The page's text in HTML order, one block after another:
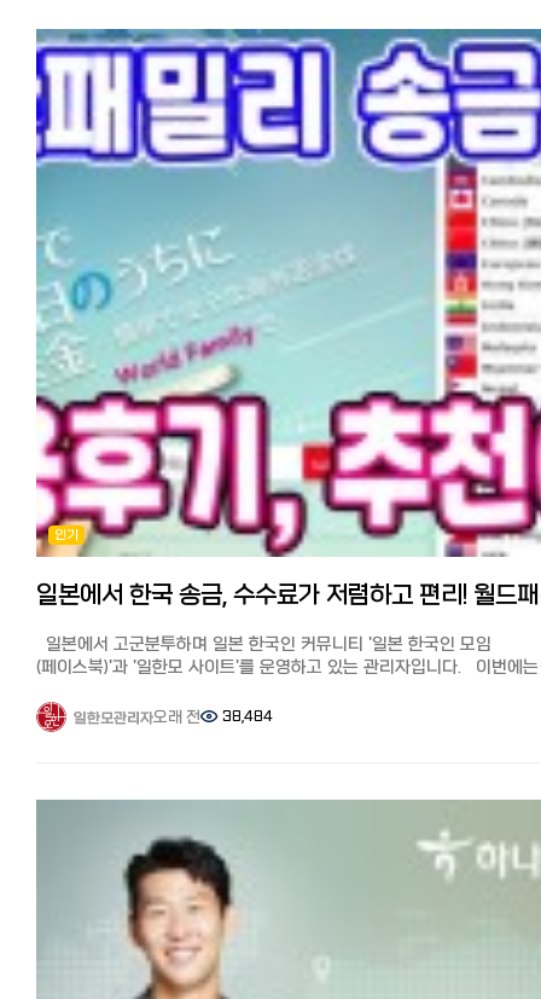
안 맞으면 추가 서류 요청이 오거나 거절될 수 있으니 솔직하고 꼼꼼하게
적는 게 최고예요. 일본에서의 새 출발을 준비하는 모든 일한모 회원분들,
파이팅입니다!
어느 송금을 써야할지 고민스러운 부분입니다.
저는 일본 와서 한국갈 때마다 현금을 가져가서 현지 은행이나 명동
환전소에서 환전하거나(환전은 해당 국가에서 하는 것이 유리한 것으로
들었습니다), 최근에 와서야 부양자 공제를 위해서 다양한 송금서비스를
이용해봤는데요,,
일본 거주 한국인 추천이 많은 인터넷 송금 와이즈, 월드패밀리송금,
신한은행 계열인 SBJ은행 송금, 코인샷, 그리고 신오쿠보 송금업체까지,
서비스간 장단점을 비교하였습니다. 일한모 한정 수수료 할인 쿠폰도
◆와이즈(구 트랜스퍼와이즈):
추천이 많아 사용해봤습니다. 최근에 트랜스퍼와이즈에서 와이즈로 이
변경했습니다.
세달이내 주민표나 마이넘버카드 스캔 요구하니 사진찍어서 첨부 후,
개인인증에 문제없으면 2-3일에 처리됩니다. 일반 송금업체와 같이 개
송금 950,000원 이하라면 받는 사람의 인증(본인확인)이 필요 없어서
편리합니다.
송금이 급할 시에는 메일로 연락을 주고 받아서 서류 문제 있을 시, 여러
반려되어 처리가 지연될 수 있고 개인 송금시 950,000원 이상은 받는
핸드폰 SMS를 통해 본인확인을 거칩니다.
은행이나 송금업체에 찾아갈 필요가 없고 추천 친구 코드를 사용하면
7만5천엔까지 수수료가 무료이기 때문에, 적은 액수든 큰 액수든 초회
한번은 가장 저렴하고 편하게 보낼 수 있어서 犬이득입니다.
1회 개인 송금 최대액은 5,000,000원, 연간 최대 송금액(개인의 경우)은
5만 달러(500만엔, 5500만원 가량)입니다.
초회 친구 소개 코드를 넣으면 7만5천엔까지 수수료가 무료입니다.
송금하였고 수수료는 무료 적용받아(530엔분) 29엔(2023년 4월)
최근에도 같은 금액 84,800엔을 송금하여 수수료는 할인쿠폰 (769엔
사용하여 49엔, 한국에 보내진 금액은 875,359원이었습니다.
장단점과 포인트 ●장점: 초회 매장이나 지점 방문없이 인터넷으로
올라가므로 타 서비스와 비교가 필요.
★초회 쿠폰을 쓰면 가장 저렴합니다.
일한모 한정! 와이즈 수수료 무료로 송금하기:
https://wise.prf.hn/click/camref:1100lrzV5/
money/ 와이즈 송금의 메리트와 사용법, 더 자세히 알기
https://korean.co.jp/life2/298
인기
일본에
일본에서 고군분투하며 일본 한국인 커뮤니티 '일본 한국인 모임
(페이스북)'과 '일한모 사이트'를 운영하고 있는 관리자입니다. 이번에는
추천이 많은 월드패밀리 송금을 직접 사용해 본 후기와 추천 이유에 대
소개해드리겠습니다. 일본에서 한국으로의 송금, 가장 잘 아는 사람은
송금은 꼭 알아둬야 할 정보입니다. 이번에는 일본에서 한국으로 추천
비교 분석! 가장 저렴하고 편한 송금은? 꿀팁과 수수료 할인 쿠폰 기사
'월드패밀리 송금'를 자세히 알고 싶다는 분들이 많아 사용후기와
추천이유를 정리해 보겠습니다. ※월드패밀리송금은 2025년 1월부터
한국송금이 종료되었습니다. 한국이외 나라에 송금하실때는 아래 쿠폰
저렴하게 보낼 수 있습니다.
실태 조사, 아직 은행 송금 이용자가 많다? 해외송금 절차에 대해 최근
실시된 조사에 따르면 아직 수수료가 비싸고 절차가 번거로운 오프라인
송금(점포 창구)을 이용하는 사람이 32%를 차지했습니다.
일한모관리자오래 전 38,484